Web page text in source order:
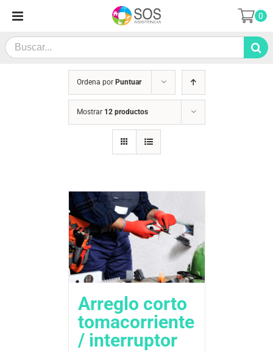
contenido
Search
for:
0
Ordena por Puntuar
Mostrar 12 productos
Arreglo corto
tomacorriente
/ interruptor